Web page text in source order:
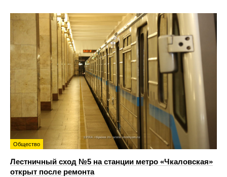
Общество
Лестничный сход №5 на станции метро «Чкаловская»
открыт после ремонта